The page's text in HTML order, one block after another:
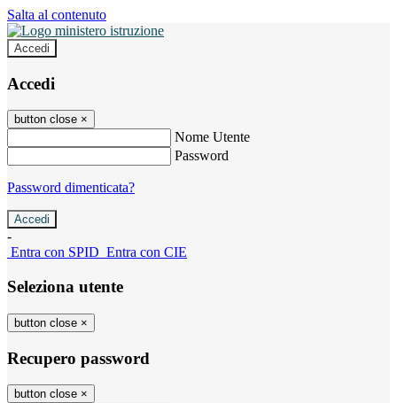
Salta al contenuto
Accedi
Accedi
button close ×
Nome Utente
Password
Password dimenticata?
-
Entra con SPID Entra con CIE
Seleziona utente
button close ×
Recupero password
button close ×